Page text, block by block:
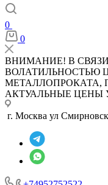
0
0
ВНИМАНИЕ! В
ВОЛАТИЛЬНОСТЬЮ
МЕТАЛЛОПРОКАТА,
АКТУАЛЬНЫЕ ЦЕНЫ
г. Москва ул